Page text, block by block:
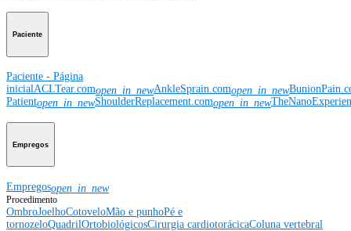
Paciente
Paciente - Página
inicialACLTear.comopen_in_newAnkleSprain.comopen_in_new
Patientopen_in_newShoulderReplacement.comopen_in_new
Empregos
Empregosopen_in_new
Procedimento
OmbroJoelhoCotoveloMão e punhoPé e
tornozeloQuadrilOrtobiológicosCirurgia cardiotorácicaColuna vertebral